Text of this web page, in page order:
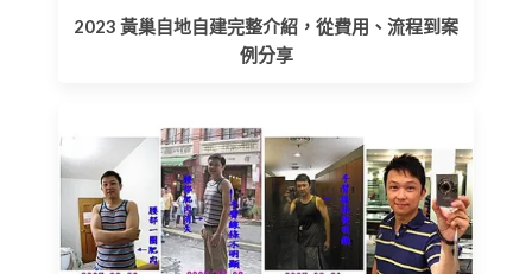
2023 黃巢自地自建完整介紹，從費用、流程到案
例分享